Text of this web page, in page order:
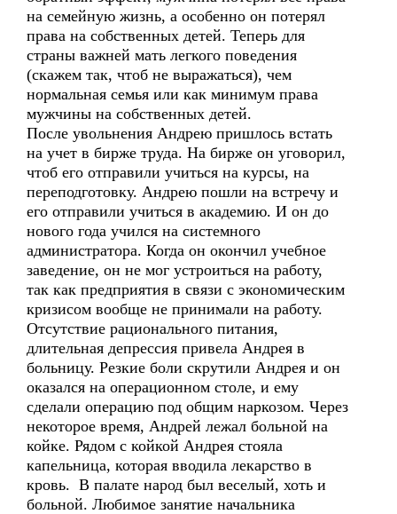
на семейную жизнь, а особенно он потерял
права на собственных детей. Теперь для
страны важней мать легкого поведения
(скажем так, чтоб не выражаться), чем
нормальная семья или как минимум права
мужчины на собственных детей.
После увольнения Андрею пришлось встать
на учет в бирже труда. На бирже он уговорил,
чтоб его отправили учиться на курсы, на
переподготовку. Андрею пошли на встречу и
его отправили учиться в академию. И он до
нового года учился на системного
администратора. Когда он окончил учебное
заведение, он не мог устроиться на работу,
так как предприятия в связи с экономическим
кризисом вообще не принимали на работу.
Отсутствие рационального питания,
длительная депрессия привела Андрея в
больницу. Резкие боли скрутили Андрея и он
оказался на операционном столе, и ему
сделали операцию под общим наркозом. Через
некоторое время, Андрей лежал больной на
койке. Рядом с койкой Андрея стояла
капельница, которая вводила лекарство в
кровь. В палате народ был веселый, хоть и
больной. Любимое занятие начальника